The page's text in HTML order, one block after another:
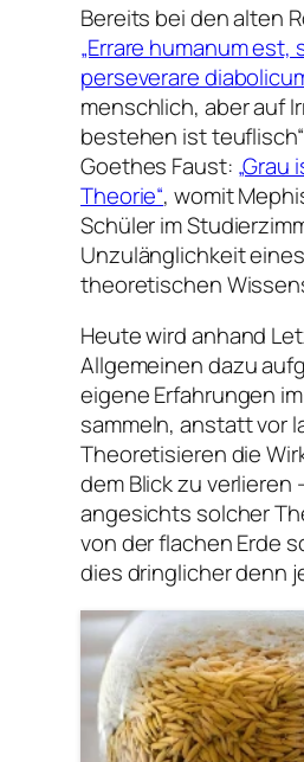
Bereits bei den alten
„Errare humanum est,
perseverare
menschlich, aber auf
bestehen ist
Goethes Faust: „Grau
Theorie“, womit
Schüler im
Unzulänglichkeit
theoretischen
Heute wird anhand
Allgemeinen dazu
eigene Erfahrungen
sammeln, anstatt vor
Theoretisieren die
dem Blick zu verlieren
angesichts solcher
von der flachen Erde
dies dringlicher denn